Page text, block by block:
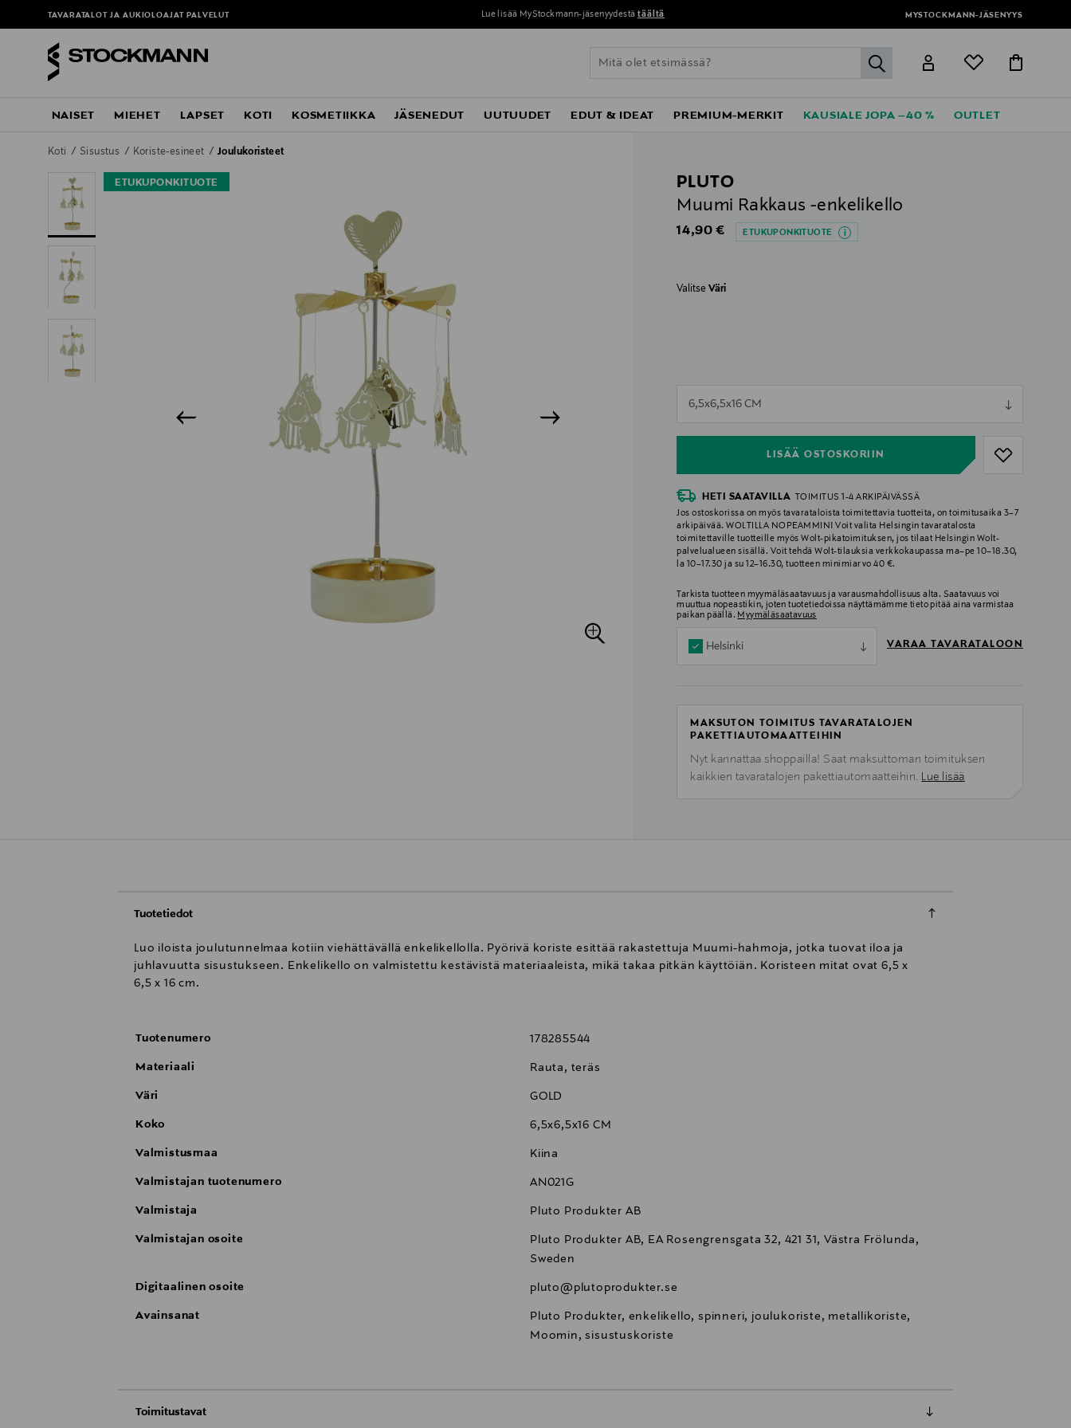
TAVARATALOT JA AUKIOLOAJAT PALVELUT Lue lisää MyStockmann-jäsenyydestä täältä MYSTOCKMANN-JÄSENYYS
label.header.go
NAISET MIEHET LAPSET KOTI KOSMETIIKKA JÄSENEDUT UUTUUDET EDUT & IDEAT PREMIUM-MERKIT KAUSIALE JOPA –40 % OUTLET
Koti Sisustus Koriste-esineet Joulukoristeet
ETUKUPONKITUOTE
PLUTO
Muumi Rakkaus -enkelikello
Original Price
14,90 € ETUKUPONKITUOTE
ValitseVäri
6,5x6,5x16 CM
LISÄÄ OSTOSKORIIN
null
HETI SAATAVILLA
TOIMITUS 1-4 ARKIPÄIVÄSSÄ
Jos ostoskorissa on myös tavarataloista toimitettavia tuotteita, on toimitusaika 3–7
arkipäivää. WOLTILLA NOPEAMMIN! Voit valita Helsingin tavaratalosta
toimitettaville tuotteille myös Wolt-pikatoimituksen, jos tilaat Helsingin Wolt-
palvelualueen sisällä. Voit tehdä Wolt-tilauksia verkkokaupassa ma–pe 10–18.30,
la 10–17.30 ja su 12–16.30, tuotteen minimiarvo 40 €.
Tarkista tuotteen myymäläsaatavuus ja varausmahdollisuus alta. Saatavuus voi
muuttua nopeastikin, joten tuotetiedoissa näyttämämme tieto pitää aina varmistaa
paikan päällä. Myymäläsaatavuus
Helsinki VARAA TAVARATALOON
MAKSUTON TOIMITUS TAVARATALOJEN
PAKETTIAUTOMAATTEIHIN
Nyt kannattaa shoppailla! Saat maksuttoman toimituksen
kaikkien tavaratalojen pakettiautomaatteihin. Lue lisää
Tuotetiedot
Luo iloista joulutunnelmaa kotiin viehättävällä enkelikellolla. Pyörivä koriste esittää rakastettuja Muumi-hahmoja, jotka tuovat iloa ja
juhlavuutta sisustukseen. Enkelikello on valmistettu kestävistä materiaaleista, mikä takaa pitkän käyttöiän. Koristeen mitat ovat 6,5 x
6,5 x 16 cm.
Tuotenumero 178285544
Materiaali Rauta, teräs
Väri GOLD
Koko 6,5x6,5x16 CM
Valmistusmaa Kiina
Valmistajan tuotenumero AN021G
Valmistaja Pluto Produkter AB
Valmistajan osoite
Pluto Produkter AB, EA Rosengrensgata 32, 421 31, Västra Frölunda,
Sweden
Digitaalinen osoite pluto@plutoprodukter.se
Avainsanat
Pluto Produkter, enkelikello, spinneri, joulukoriste, metallikoriste,
Moomin, sisustuskoriste
Toimitustavat